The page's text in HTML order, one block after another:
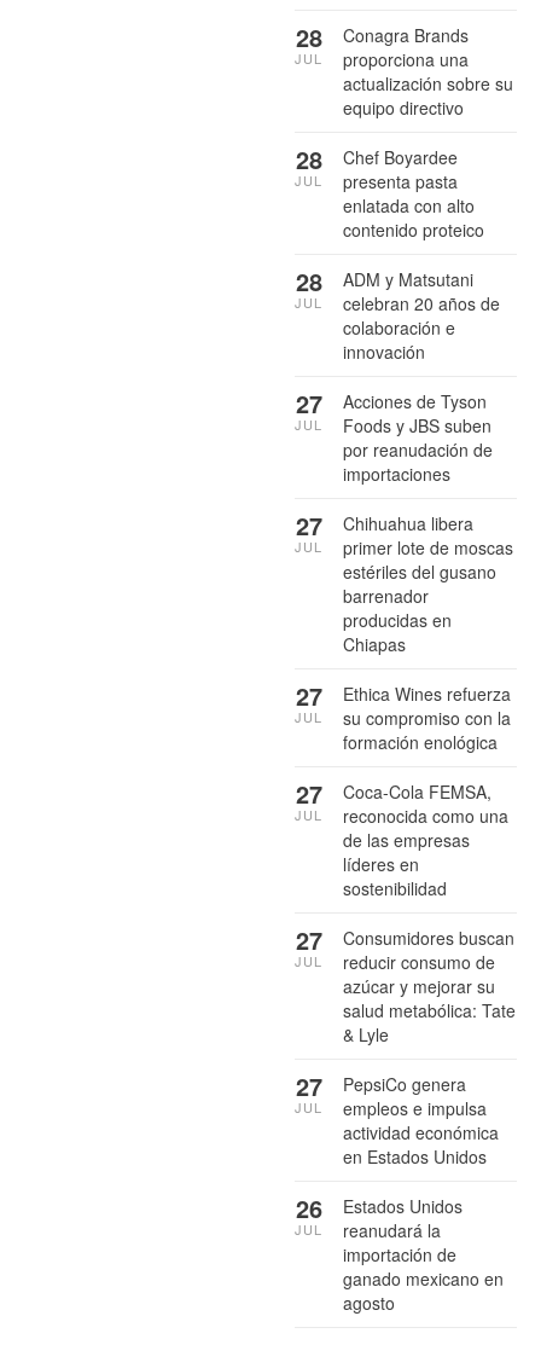
Conagra Brands
proporciona una
actualización sobre su
equipo directivo
28
JUL
Chef Boyardee
presenta pasta
enlatada con alto
contenido proteico
28
JUL
ADM y Matsutani
celebran 20 años de
colaboración e
innovación
28
JUL
Acciones de Tyson
Foods y JBS suben
por reanudación de
importaciones
27
JUL
Chihuahua libera
primer lote de moscas
estériles del gusano
barrenador
producidas en
Chiapas
27
JUL
Ethica Wines refuerza
su compromiso con la
formación enológica
27
JUL
Coca-Cola FEMSA,
reconocida como una
de las empresas
líderes en
sostenibilidad
27
JUL
Consumidores buscan
reducir consumo de
azúcar y mejorar su
salud metabólica: Tate
& Lyle
27
JUL
PepsiCo genera
empleos e impulsa
actividad económica
en Estados Unidos
27
JUL
Estados Unidos
reanudará la
importación de
ganado mexicano en
agosto
26
JUL